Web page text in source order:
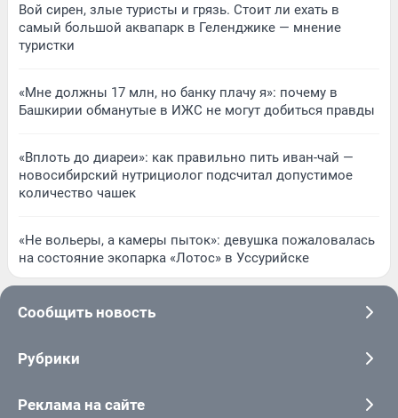
Вой сирен, злые туристы и грязь. Стоит ли ехать в
самый большой аквапарк в Геленджике — мнение
туристки
«Мне должны 17 млн, но банку плачу я»: почему в
Башкирии обманутые в ИЖС не могут добиться правды
«Вплоть до диареи»: как правильно пить иван-чай —
новосибирский нутрициолог подсчитал допустимое
количество чашек
«Не вольеры, а камеры пыток»: девушка пожаловалась
на состояние экопарка «Лотос» в Уссурийске
Сообщить новость
Рубрики
Реклама на сайте